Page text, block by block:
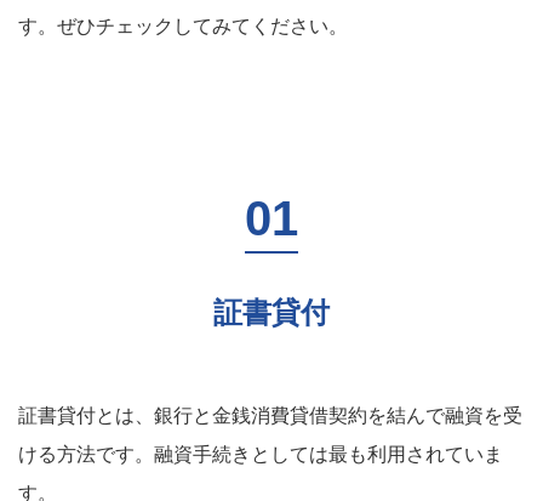
す。ぜひチェックしてみてください。
証書貸付
証書貸付とは、銀行と金銭消費貸借契約を結んで融資を受
ける方法です。融資手続きとしては最も利用されていま
す。